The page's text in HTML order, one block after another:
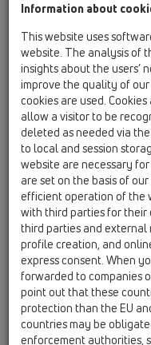
16 valvola
/ HL01033D
16 valvola
/ HL01062D
16 valvola
/ HL01077D
Nuova
16 valvola
/ HL01078D
Nuova
antiriflusso
Information about
This website uses
website. The analysis of
insights about the users’
improve the quality of
cookies are used.
allow a visitor to be
deleted as needed via
to local and session
website are necessary
are set on the basis of
efficient operation of the
with third parties for their
third parties and external
profile creation, and
express consent. When
forwarded to companies
point out that these
protection than the EU
countries may be
enforcement authorities,